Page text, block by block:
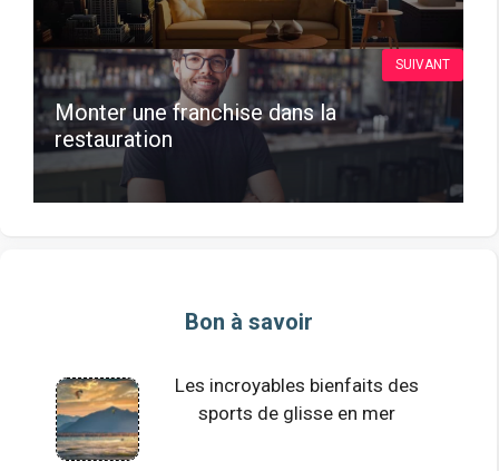
Monter une franchise dans la
restauration
SUIVANT
Bon à savoir
Les incroyables bienfaits des
sports de glisse en mer